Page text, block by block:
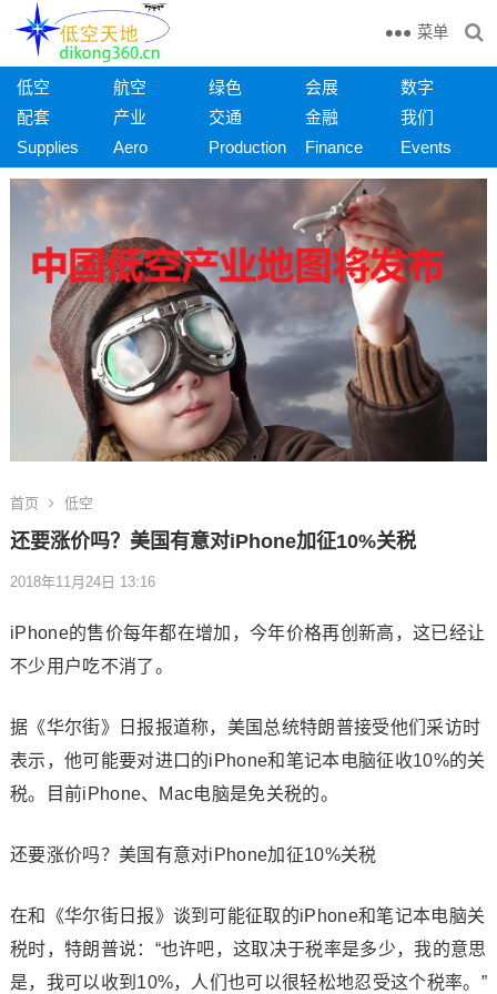
菜单
低空 航空 绿色 会展
数字
配套
产业 交通 金融
我们
Supplies
Aero Production Finance Events
首页 低空
还要涨价吗？美国有意对iPhone加征10%关税
2018年11月24日 13:16
iPhone的售价每年都在增加，今年价格再创新高，这已经让
不少用户吃不消了。
据《华尔街》日报报道称，美国总统特朗普接受他们采访时
表示，他可能要对进口的iPhone和笔记本电脑征收10%的关
税。目前iPhone、Mac电脑是免关税的。
还要涨价吗？美国有意对iPhone加征10%关税
在和《华尔街日报》谈到可能征取的iPhone和笔记本电脑关
税时，特朗普说：“也许吧，这取决于税率是多少，我的意思
是，我可以收到10%，人们也可以很轻松地忍受这个税率。”